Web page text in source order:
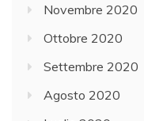
Novembre 2020
Ottobre 2020
Settembre 2020
Agosto 2020